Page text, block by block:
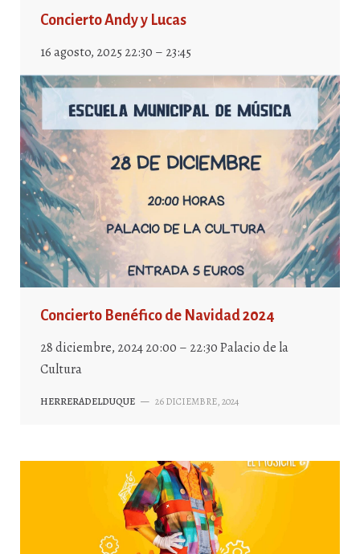
Concierto Andy y Lucas
16 agosto, 2025 22:30 – 23:45
HERRERADELDUQUE — 16 ENERO, 2025
Concierto Benéfico de Navidad 2024
28 diciembre, 2024 20:00 – 22:30 Palacio de la
Cultura
HERRERADELDUQUE — 26 DICIEMBRE, 2024